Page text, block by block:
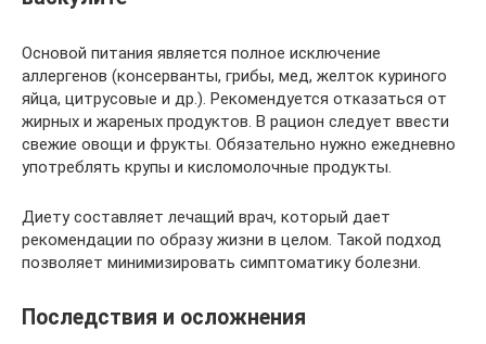
Основой питания является полное исключение
аллергенов (консерванты, грибы, мед, желток куриного
яйца, цитрусовые и др.). Рекомендуется отказаться от
жирных и жареных продуктов. В рацион следует ввести
свежие овощи и фрукты. Обязательно нужно ежедневно
употреблять крупы и кисломолочные продукты.
Диету составляет лечащий врач, который дает
рекомендации по образу жизни в целом. Такой подход
позволяет минимизировать симптоматику болезни.
Последствия и осложнения